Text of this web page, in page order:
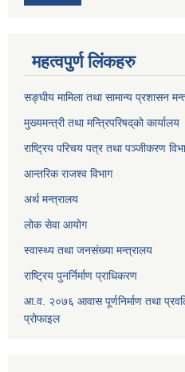
महत्वपुर्ण लिंकहरु
सङ्घीय मामिला तथा सामान्य प्रशासन
मुख्यमन्त्री तथा मन्त्रिपरिषद्‌को कार्यालय
राष्ट्रिय परिचय पत्र तथा पञ्जीकरण
आन्तरिक राजश्व विभाग
अर्थ मन्त्रालय
लोक सेवा आयोग
स्वास्थ्य तथा जनसंख्या मन्त्रालय
राष्ट्रिय पुनर्निर्माण प्राधिकरण
आ.व. २०७६ आवास पूर्णनिर्माण तथा
प्रोफाइल